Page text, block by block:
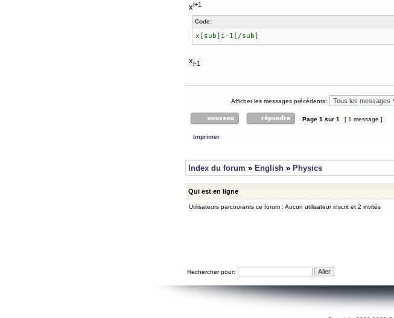
xi+1
Code:
x[sub]i-1[/sub]
xi-1
Afficher les messages précédents:
Page 1 sur 1 [ 1 message ]
Imprimer
Index du forum » English » Physics
Qui est en ligne
Utilisateurs parcourants ce forum : Aucun utilisateur inscrit et 2 invités
Rechercher pour: